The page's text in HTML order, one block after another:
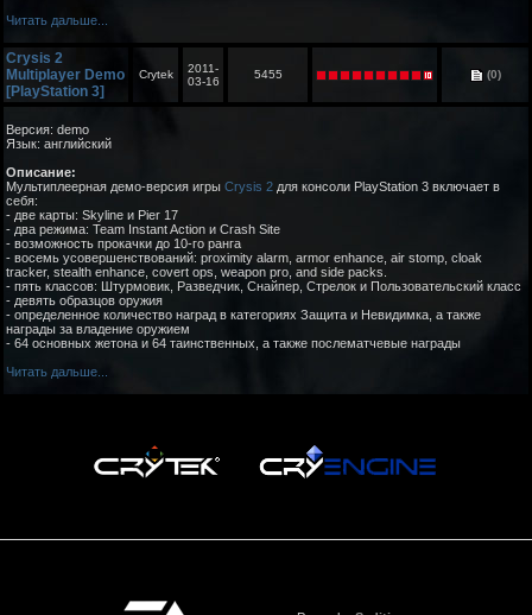
Читать дальше...
Crysis 2
Multiplayer Demo
[PlayStation 3]
Crytek
2011-
03-16
5455 (0)
Версия: demo
Язык: английский
Описание:
Мультиплеерная демо-версия игры Crysis 2 для консоли PlayStation 3 включает в
себя:
- две карты: Skyline и Pier 17
- два режима: Team Instant Action и Crash Site
- возможность прокачки до 10-го ранга
- восемь усовершенствований: proximity alarm, armor enhance, air stomp, cloak
tracker, stealth enhance, covert ops, weapon pro, and side packs.
- пять классов: Штурмовик, Разведчик, Снайпер, Стрелок и Пользовательский класс
- девять образцов оружия
- определенное количество наград в категориях Защита и Невидимка, а также
награды за владение оружием
- 64 основных жетона и 64 таинственных, а также послематчевые награды
Читать дальше...